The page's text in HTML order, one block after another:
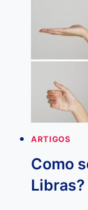
ARTIGOS
Como
Libras?